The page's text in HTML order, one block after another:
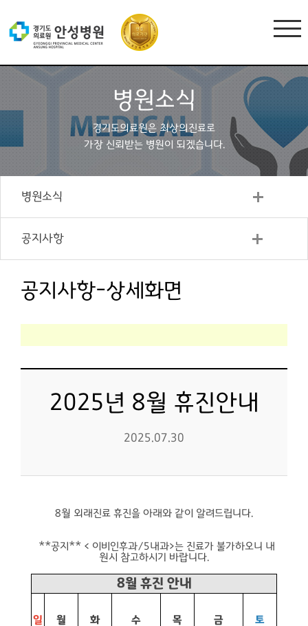
병원소식
경기도의료원은 최상의진료로
가장 신뢰받는 병원이 되겠습니다.
병원소식
공지사항
공지사항-상세화면
2025년 8월 휴진안내
2025.07.30
8월 외래진료 휴진을 아래와 같이 알려드립니다.
**공지** < 이비인후과/5내과>는 진료가 불가하오니 내
원시 참고하시기 바랍니다.
8월 휴진 안내
일 월 화 수 목 금 토